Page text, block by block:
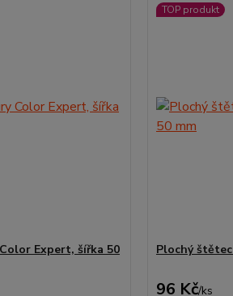
Expert, šířka 50
TOP produkt
Plochý štětec
96 Kč/ks